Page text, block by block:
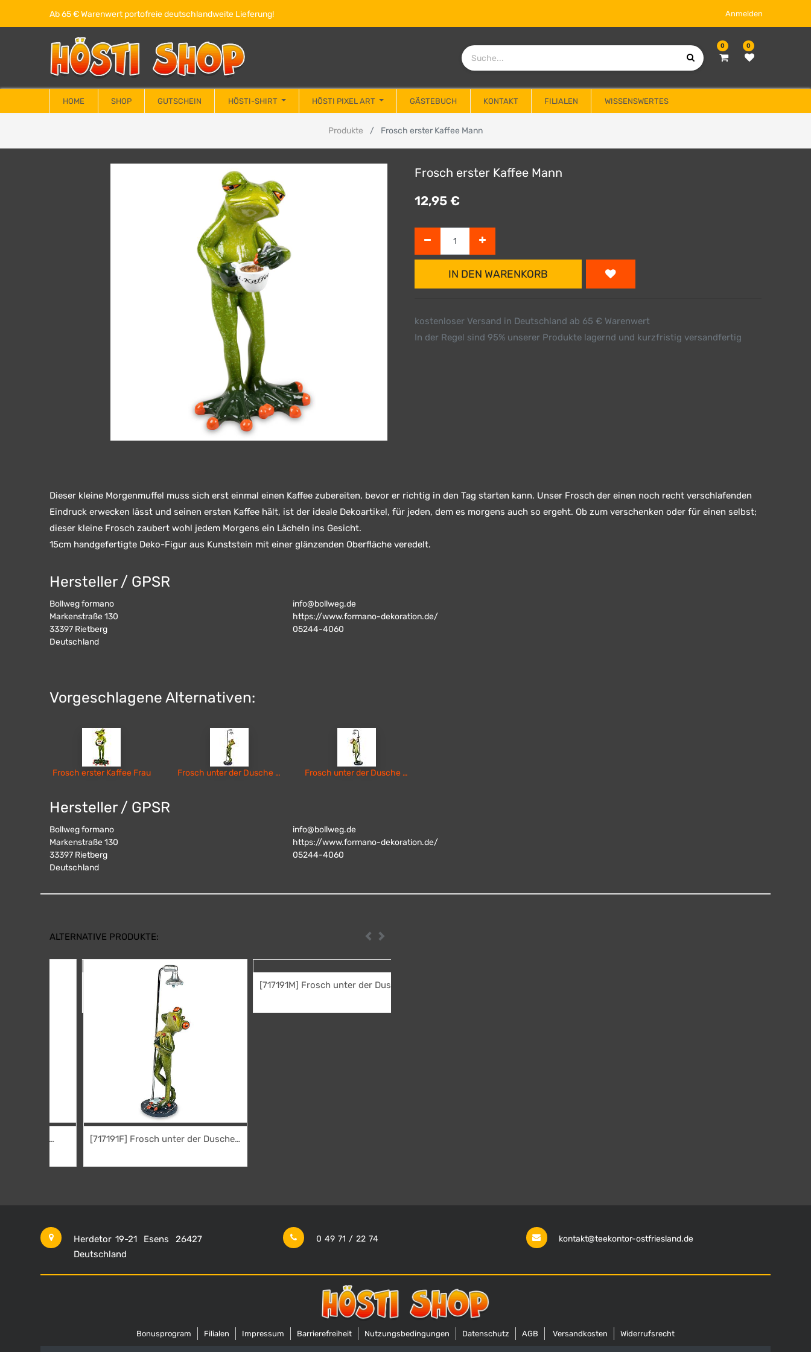
Ab 65 € Warenwert portofreie deutschlandweite Lieferung! Anmelden
0 0
HOME SHOP GUTSCHEIN HÖSTI-SHIRT HÖSTI PIXEL ART GÄSTEBUCH KONTAKT FILIALEN WISSENSWERTES
Produkte Frosch erster Kaffee Mann
Frosch erster Kaffee Mann
12,95 €
IN DEN WARENKORB
kostenloser Versand in Deutschland ab 65 € Warenwert
In der Regel sind 95% unserer Produkte lagernd und kurzfristig versandfertig
Dieser kleine Morgenmuffel muss sich erst einmal einen Kaffee zubereiten, bevor er richtig in den Tag starten kann. Unser Frosch der einen noch recht verschlafenden
Eindruck erwecken lässt und seinen ersten Kaffee hält, ist der ideale Dekoartikel, für jeden, dem es morgens auch so ergeht. Ob zum verschenken oder für einen selbst;
dieser kleine Frosch zaubert wohl jedem Morgens ein Lächeln ins Gesicht.
15cm handgefertigte Deko-Figur aus Kunststein mit einer glänzenden Oberfläche veredelt.
Hersteller / GPSR
Bollweg formano
Markenstraße 130
33397 Rietberg
Deutschland
info@bollweg.de
https://www.formano-dekoration.de/
05244-4060
Vorgeschlagene Alternativen:
Frosch erster Kaffee Frau Frosch unter der Dusche Frau Frosch unter der Dusche Mann
Hersteller / GPSR
Bollweg formano
Markenstraße 130
33397 Rietberg
Deutschland
info@bollweg.de
https://www.formano-dekoration.de/
05244-4060
ALTERNATIVE PRODUKTE: ZurückWeiter
[717191F] Frosch unter der Dusche
[717191M] Frosch unter der Dusche
Herdetor 19-21 Esens
26427
Deutschland
0 49 71 / 22 74 kontakt@teekontor-ostfriesland.de
Bonusprogram Filialen Impressum Barrierefreiheit Nutzungsbedingungen Datenschutz AGB Versandkosten Widerrufsrecht